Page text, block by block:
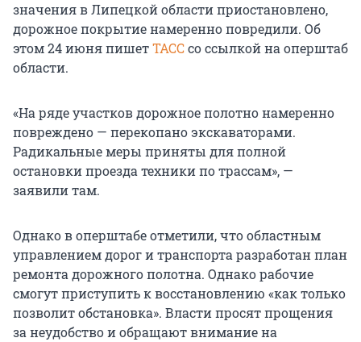
значения в Липецкой области приостановлено,
дорожное покрытие намеренно повредили. Об
этом 24 июня пишетТАССсо ссылкой на оперштаб
области.
«На ряде участков дорожное полотно намеренно
повреждено — перекопано экскаваторами.
Радикальные меры приняты для полной
остановки проезда техники по трассам», —
заявили там.
Однако в оперштабе отметили, что областным
управлением дорог и транспорта разработан план
ремонта дорожного полотна. Однако рабочие
смогут приступить к восстановлению «как только
позволит обстановка». Власти просят прощения
за неудобство и обращают внимание на